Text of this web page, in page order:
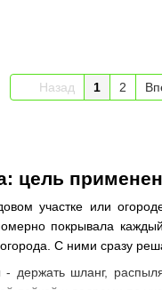
цель
участке или
покрывала
С ними сразу
- держать шланг,
Назад 1 2